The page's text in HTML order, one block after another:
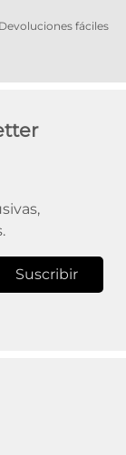
Devoluciones fáciles
Suscribir